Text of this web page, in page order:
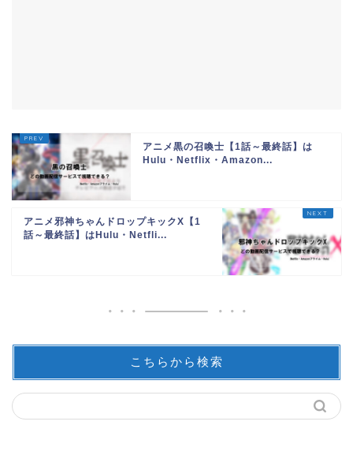
アニメ黒の召喚士【1話～最終話】は
Hulu・Netflix・Amazon...
アニメ邪神ちゃんドロップキックX【1
話～最終話】はHulu・Netfli...
こちらから検索